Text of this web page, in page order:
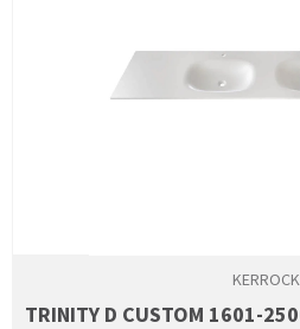
KERROCK
TRINITY D CUSTOM 1601-